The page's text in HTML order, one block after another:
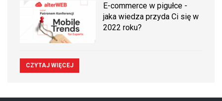
E-commerce w pigułce -
jaka wiedza przyda Ci się w
2022 roku?
CZYTAJ WIĘCEJ